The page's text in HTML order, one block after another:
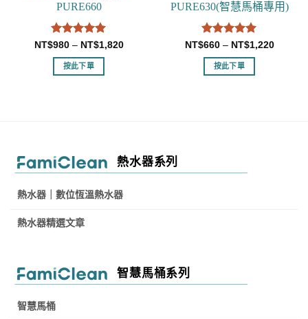
PURE660
評分 4.97
滿分 5
NT$980– NT$1,820
按此下單
PURE630(智慧馬桶專用)
評分 4.98
滿分 5
NT$660– NT$1,220
按此下單
熱水器系列
熱水器｜數位恆溫熱水器
熱水器精選文章
智慧馬桶系列
智慧馬桶